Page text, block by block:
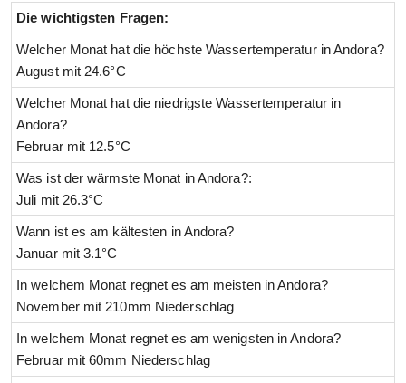
Die wichtigsten Fragen:
Welcher Monat hat die höchste Wassertemperatur in Andora?
August mit 24.6°C
Welcher Monat hat die niedrigste Wassertemperatur in
Andora?
Februar mit 12.5°C
Was ist der wärmste Monat in Andora?:
Juli mit 26.3°C
Wann ist es am kältesten in Andora?
Januar mit 3.1°C
In welchem Monat regnet es am meisten in Andora?
November mit 210mm Niederschlag
In welchem Monat regnet es am wenigsten in Andora?
Februar mit 60mm Niederschlag